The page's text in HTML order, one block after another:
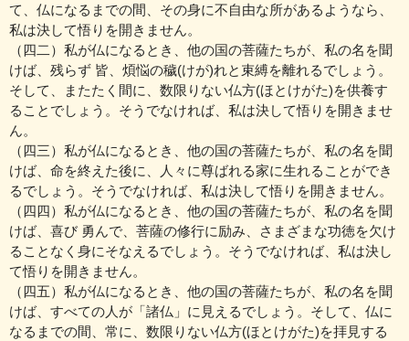
て、仏になるまでの間、その身に不自由な所があるようなら、
私は決して悟りを開きません。
（四二）私が仏になるとき、他の国の菩薩たちが、私の名を聞
けば、残らず 皆、煩悩の穢(けが)れと束縛を離れるでしょう。
そして、またたく間に、数限りない仏方(ほとけがた)を供養す
ることでしょう。そうでなければ、私は決して悟りを開きませ
ん。
（四三）私が仏になるとき、他の国の菩薩たちが、私の名を聞
けば、命を終えた後に、人々に尊ばれる家に生れることができ
るでしょう。そうでなければ、私は決して悟りを開きません。
（四四）私が仏になるとき、他の国の菩薩たちが、私の名を聞
けば、喜び 勇んで、菩薩の修行に励み、さまざまな功徳を欠け
ることなく身にそなえるでしょう。そうでなければ、私は決し
て悟りを開きません。
（四五）私が仏になるとき、他の国の菩薩たちが、私の名を聞
けば、すべての人が「諸仏」に見えるでしょう。そして、仏に
なるまでの間、常に、数限りない仏方(ほとけがた)を拝見する